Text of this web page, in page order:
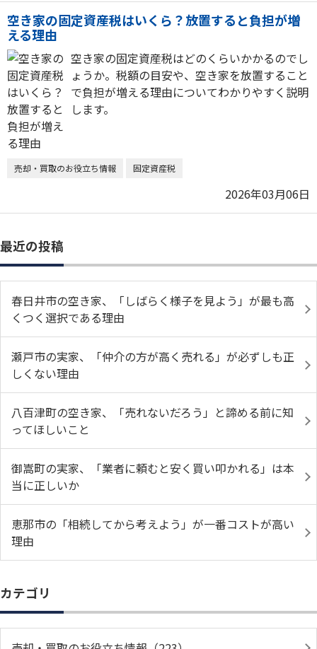
空き家の固定資産税はいくら？放置すると負担が増
える理由
空き家の固定資産税はどのくらいかかるのでし
ょうか。税額の目安や、空き家を放置すること
で負担が増える理由についてわかりやすく説明
します。
売却・買取のお役立ち情報 固定資産税
2026年03月06日
最近の投稿
春日井市の空き家、「しばらく様子を見よう」が最も高
くつく選択である理由
瀬戸市の実家、「仲介の方が高く売れる」が必ずしも正
しくない理由
八百津町の空き家、「売れないだろう」と諦める前に知
ってほしいこと
御嵩町の実家、「業者に頼むと安く買い叩かれる」は本
当に正しいか
恵那市の「相続してから考えよう」が一番コストが高い
理由
カテゴリ